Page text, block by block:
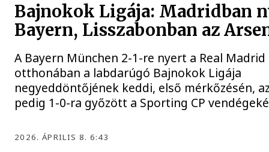
Bajnokok Ligája: Madridban
Bayern, Lisszabonban az
A Bayern München 2-1-re nyert a Real Madrid
otthonában a labdarúgó Bajnokok Ligája
negyeddöntőjének keddi, első mérkőzésén,
pedig 1-0-ra győzött a Sporting CP
2026. ÁPRILIS 8. 6:43